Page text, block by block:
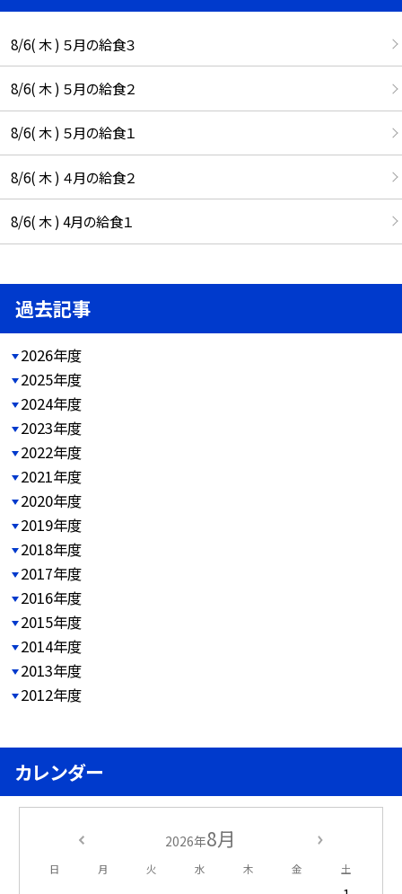
8/6( 木 ) ５月の給食３
8/6( 木 ) ５月の給食２
8/6( 木 ) ５月の給食１
8/6( 木 ) ４月の給食２
8/6( 木 ) 4月の給食１
過去記事
2026年度
2025年度
2024年度
2023年度
2022年度
2021年度
2020年度
2019年度
2018年度
2017年度
2016年度
2015年度
2014年度
2013年度
2012年度
カレンダー
2026年8月
日 月 火 水 木 金 土